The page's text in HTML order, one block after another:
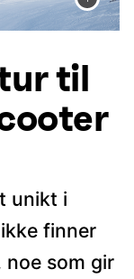
til
unikt i
finner
noe som gir